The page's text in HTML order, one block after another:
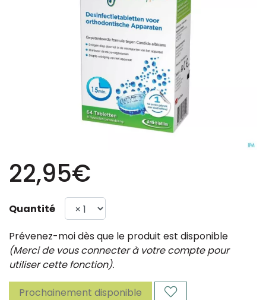
22,95€
Quantité
Prévenez-moi dès que le produit est disponible
(Merci de vous connecter à votre compte pour
utiliser cette fonction).
Prochainement disponible